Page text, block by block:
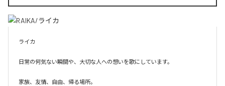
ライカ
日常の何気ない瞬間や、大切な人への想いを歌にしています。
家族、友情、自由、帰る場所。